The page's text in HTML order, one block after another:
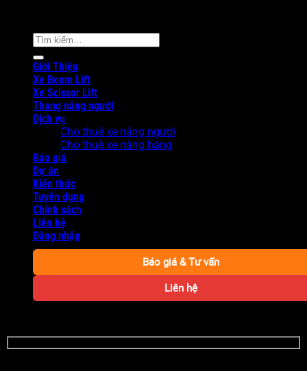
Tìm
kiếm:
Giới Thiệu
Xe Boom Lift
Xe Scissor Lift
Thang nâng người
Dịch vụ
Cho thuê xe nâng người
Cho thuê xe nâng hàng
Báo giá
Dự án
Kiến thức
Tuyển dụng
Chính sách
Liên hệ
Đăng nhập
Báo giá & Tư vấn
Liên hệ